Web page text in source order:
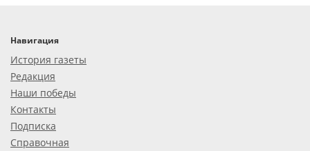
Навигация
История газеты
Редакция
Наши победы
Контакты
Подписка
Справочная